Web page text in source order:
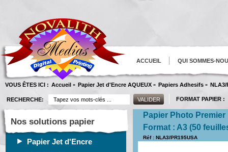
ACCUEIL QUI SOMMES-
VOUS ÊTES ICI : Accueil » Papier Jet d'Encre AQUEUX » Papiers Adhesifs » NLA3/
RECHERCHE: FORMAT PAPIER :
Nos solutions papier
Papier Jet d'Encre
Papier Photo
Format : A3 (50
Réf : NLA3/PR195USA